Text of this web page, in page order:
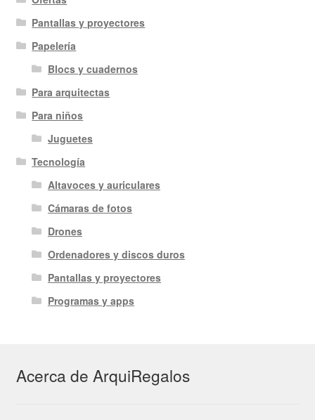
Pantallas y proyectores
Papelería
Blocs y cuadernos
Para arquitectas
Para niños
Juguetes
Tecnología
Altavoces y auriculares
Cámaras de fotos
Drones
Ordenadores y discos duros
Pantallas y proyectores
Programas y apps
Acerca de ArquiRegalos